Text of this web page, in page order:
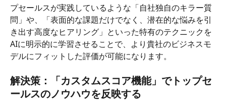
プセールスが実践しているような「自社独自のキラー質
問」や、「表面的な課題だけでなく、潜在的な悩みを引
き出す高度なヒアリング」といった特有のテクニックを
AIに明示的に学習させることで、より貴社のビジネスモ
デルにフィットした評価が可能になります。
解決策：「カスタムスコア機能」でトップセ
ールスのノウハウを反映する